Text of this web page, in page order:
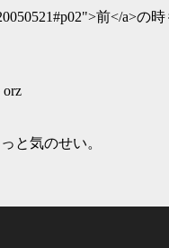
前</a>の
と気のせい。